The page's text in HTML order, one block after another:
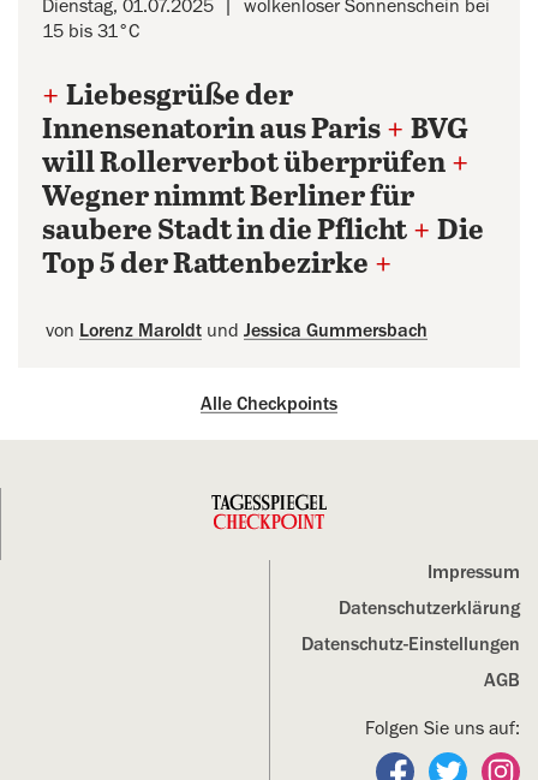
Dienstag, 01.07.2025
wolkenloser Sonnenschein bei
15 bis 31°C
+ Liebesgrüße der
Innensenatorin aus Paris + BVG
will Rollerverbot überprüfen +
Wegner nimmt Berliner für
saubere Stadt in die Pflicht + Die
Top 5 der Rattenbezirke +
von Lorenz Maroldt und Jessica Gummersbach
Alle Checkpoints
Impressum
Datenschutz­erklärung
Datenschutz-Einstellungen
AGB
Folgen Sie uns auf:
Folgen Sie